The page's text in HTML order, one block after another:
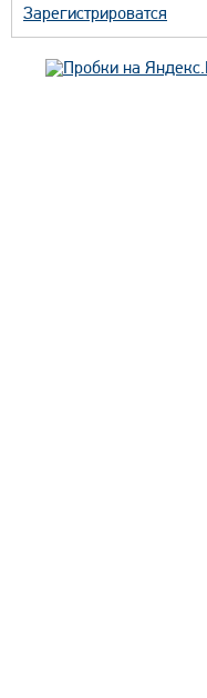
Зарегистрироватся